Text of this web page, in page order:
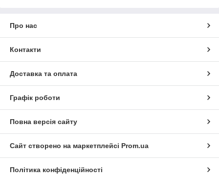
Про нас
Контакти
Доставка та оплата
Графік роботи
Повна версія сайту
Сайт створено на маркетплейсі Prom.ua
Політика конфіденційності